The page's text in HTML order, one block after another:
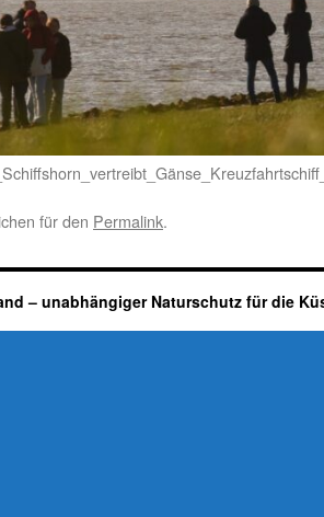
für den Permalink.
– unabhängiger Naturschutz für die